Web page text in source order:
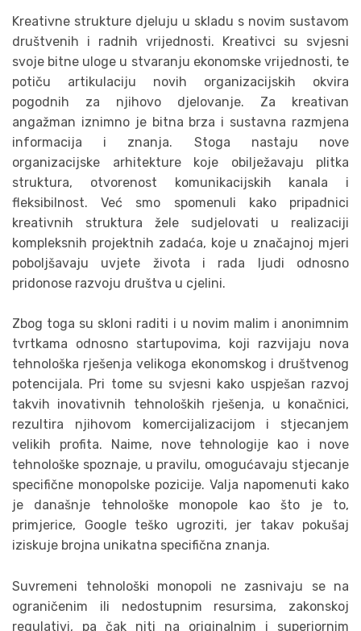
Kreativne strukture djeluju u skladu s novim sustavom
društvenih i radnih vrijednosti. Kreativci su svjesni
svoje bitne uloge u stvaranju ekonomske vrijednosti, te
potiču artikulaciju novih organizacijskih okvira
pogodnih za njihovo djelovanje. Za kreativan
angažman iznimno je bitna brza i sustavna razmjena
informacija i znanja. Stoga nastaju nove
organizacijske arhitekture koje obilježavaju plitka
struktura, otvorenost komunikacijskih kanala i
fleksibilnost. Već smo spomenuli kako pripadnici
kreativnih struktura žele sudjelovati u realizaciji
kompleksnih projektnih zadaća, koje u značajnoj mjeri
poboljšavaju uvjete života i rada ljudi odnosno
pridonose razvoju društva u cjelini.
Zbog toga su skloni raditi i u novim malim i anonimnim
tvrtkama odnosno startupovima, koji razvijaju nova
tehnološka rješenja velikoga ekonomskog i društvenog
potencijala. Pri tome su svjesni kako uspješan razvoj
takvih inovativnih tehnoloških rješenja, u konačnici,
rezultira njihovom komercijalizacijom i stjecanjem
velikih profita. Naime, nove tehnologije kao i nove
tehnološke spoznaje, u pravilu, omogućavaju stjecanje
specifične monopolske pozicije. Valja napomenuti kako
je današnje tehnološke monopole kao što je to,
primjerice, Google teško ugroziti, jer takav pokušaj
iziskuje brojna unikatna specifična znanja.
Suvremeni tehnološki monopoli ne zasnivaju se na
ograničenim ili nedostupnim resursima, zakonskoj
regulativi, pa čak niti na originalnim i superiornim